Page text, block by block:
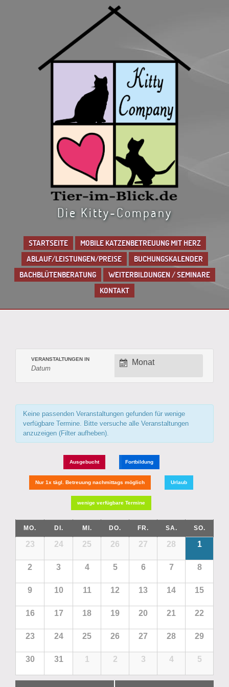
Die Kitty-Company
STARTSEITE
MOBILE KATZENBETREUUNG MIT HERZ
ABLAUF/LEISTUNGEN/PREISE
BUCHUNGSKALENDER
BACHBLÜTENBERATUNG
WEITERBILDUNGEN / SEMINARE
KONTAKT
Navigation
ANZEIGEN ALS
Monat
VERANSTALTUNGEN IN
Keine passenden Veranstaltungen gefunden für wenige
verfügbare Termine. Bitte versuche alle Veranstaltungen
anzuzeigen (Filter aufheben).
Ausgebucht Fortbildung
Nur 1x tägl. Betreuung nachmittags möglich Urlaub
wenige verfügbare Termine
MO. DI. MI. DO. FR. SA. SO.
23 24 25 26 27 28 1
2 3 4 5 6 7 8
9 10 11 12 13 14 15
16 17 18 19 20 21 22
23 24 25 26 27 28 29
30 31 1 2 3 4 5